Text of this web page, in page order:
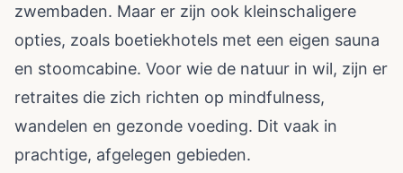
zwembaden. Maar er zijn ook kleinschaligere
opties, zoals boetiekhotels met een eigen sauna
en stoomcabine. Voor wie de natuur in wil, zijn er
retraites die zich richten op mindfulness,
wandelen en gezonde voeding. Dit vaak in
prachtige, afgelegen gebieden.